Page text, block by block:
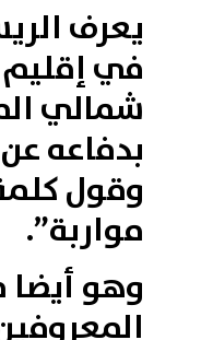
يعرف
في
بدفاعه
وقول
مواربة”.
وهو أيضا